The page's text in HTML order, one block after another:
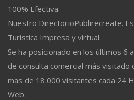
100% Efectiva.
Nuestro DirectorioPublirecreate.
Turistica Impresa y virtual.
Se ha posicionado en los últimos 6
de consulta comercial más visitado
mas de 18.000 visitantes cada 24
Web.